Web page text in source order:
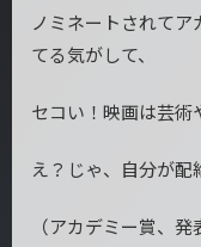
ノミネートされて
てる気がして、
セコい！映画は芸術
え？じゃ、自分が配
（アカデミー賞、